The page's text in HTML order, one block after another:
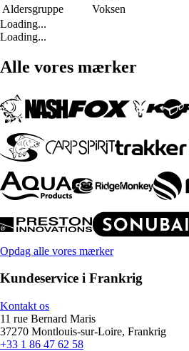
Aldersgruppe
Voksen
Loading...
Loading...
Alle vores mærker
Opdag alle vores mærker
Kundeservice i Frankrig
Kontakt os
11 rue Bernard Maris
37270 Montlouis-sur-Loire, Frankrig
+33 1 86 47 62 58